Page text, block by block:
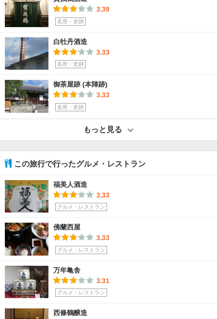
3.39
名所・史跡
白牡丹酒造
3.33
名所・史跡
御茶屋跡 (本陣跡)
3.33
名所・史跡
もっと見る
この旅行で行ったグルメ・レストラン
福美人酒造
3.33
グルメ・レストラン
佛蘭西屋
3.33
グルメ・レストラン
万年亀舎
3.31
グルメ・レストラン
西條鶴醸造